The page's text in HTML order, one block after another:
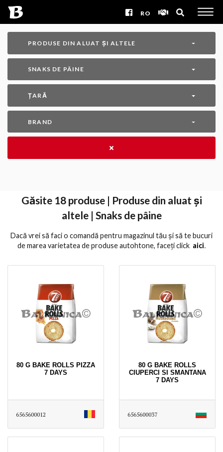
RO
PRODUSE DIN ALUAT ȘI ALTELE
SNAKS DE PÂINE
ȚARĂ
BRAND
Găsite 18produse | Produse din aluat și
altele | Snaks de pâine
Dacă vrei să faci o comandă pentru magazinul tău și să te bucuri
de marea varietatea de produse autohtone, faceți click aici․
80 G BAKE ROLLS PIZZA
7 DAYS
6565600012
80 G BAKE ROLLS
CIUPERCI SI SMANTANA
7 DAYS
6565600037